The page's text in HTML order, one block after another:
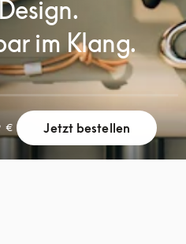
im Klang.
€ Jetzt bestellen